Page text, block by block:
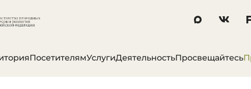
ПосетителямУслугиДеятельностьПросвещайтесь